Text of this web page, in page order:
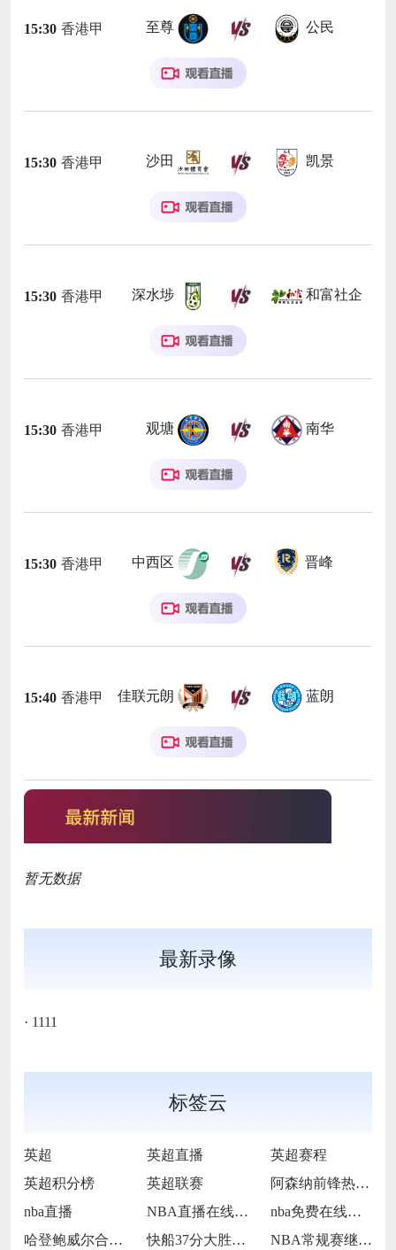
15:30 香港甲 至尊 公民
15:30 香港甲 沙田 凯景
15:30 香港甲 深水埗 和富社企
15:30 香港甲 观塘 南华
15:30 香港甲 中西区 晋峰
15:40 香港甲 佳联元朗 蓝朗
暂无数据
最新录像
· 1111
标签云
英超 英超直播
英超赛程
英超积分榜
英超联赛
阿森纳前锋热苏斯
nba直播
NBA直播在线观看
nba免费在线高清直播
哈登鲍威尔合砍70分
快船37分大胜爵士 NBA常规赛继续进行